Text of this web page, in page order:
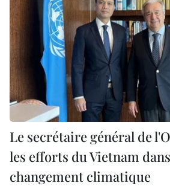
Le secrétaire général de
les efforts du Vietnam
changement climatique